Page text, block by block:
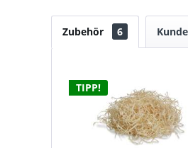
Zubehör 6
TIPP!